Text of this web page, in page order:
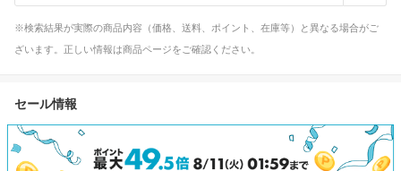
※検索結果が実際の商品内容（価格、送料、ポイント、在庫等）と異なる場合がご
ざいます。正しい情報は商品ページをご確認ください。
セール情報